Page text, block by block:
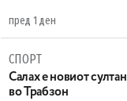
пред 1 ден
СПОРТ
Салах е новиот султан
во Трабзон